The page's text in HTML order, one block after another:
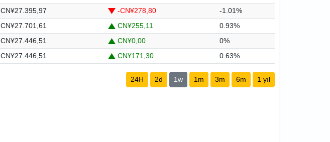
CN¥27.395,97 -CN¥278,80
-1.01%
CN¥27.701,61 CN¥255,11
0.93%
CN¥27.446,51 CN¥0,00
0%
CN¥27.446,51 CN¥171,30 0.63%
24H 2d 1w 1m 3m 6m 1 yıl